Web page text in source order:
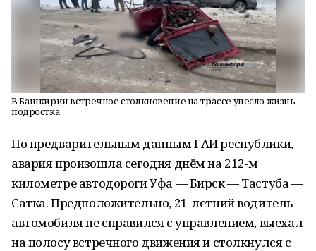
В Башкирии встречное столкновение на трассе унесло жизнь
подростка
По предварительным данным ГАИ республики,
авария произошла сегодня днём на 212-м
километре автодороги Уфа — Бирск — Тастуба —
Сатка. Предположительно, 21-летний водитель
автомобиля не справился с управлением, выехал
на полосу встречного движения и столкнулся с